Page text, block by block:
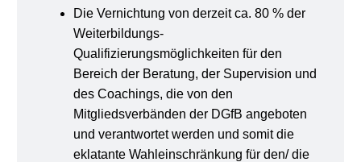
Die Vernichtung von derzeit ca. 80 % der
Weiterbildungs-
Qualifizierungsmöglichkeiten für den
Bereich der Beratung, der Supervision und
des Coachings, die von den
Mitgliedsverbänden der DGfB angeboten
und verantwortet werden und somit die
eklatante Wahleinschränkung für den/ die